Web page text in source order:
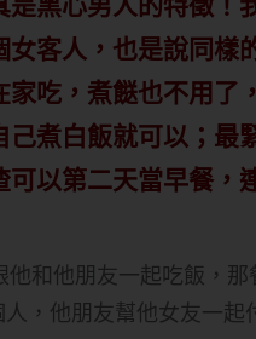
女客人，也是說同樣
家吃，煮餸也不用了
己煮白飯就可以；最
可以第二天當早餐，
他和他朋友一起吃飯，那
，他朋友幫他女友一起